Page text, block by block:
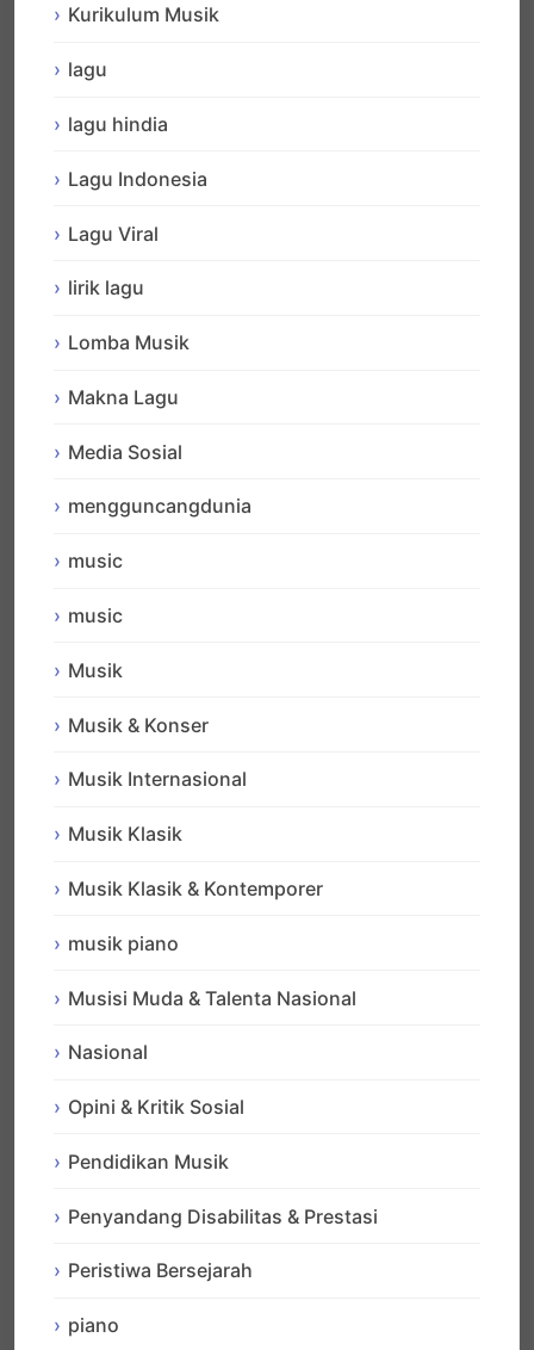
Kurikulum Musik
lagu
lagu hindia
Lagu Indonesia
Lagu Viral
lirik lagu
Lomba Musik
Makna Lagu
Media Sosial
mengguncangdunia
music
music
Musik
Musik & Konser
Musik Internasional
Musik Klasik
Musik Klasik & Kontemporer
musik piano
Musisi Muda & Talenta Nasional
Nasional
Opini & Kritik Sosial
Pendidikan Musik
Penyandang Disabilitas & Prestasi
Peristiwa Bersejarah
piano